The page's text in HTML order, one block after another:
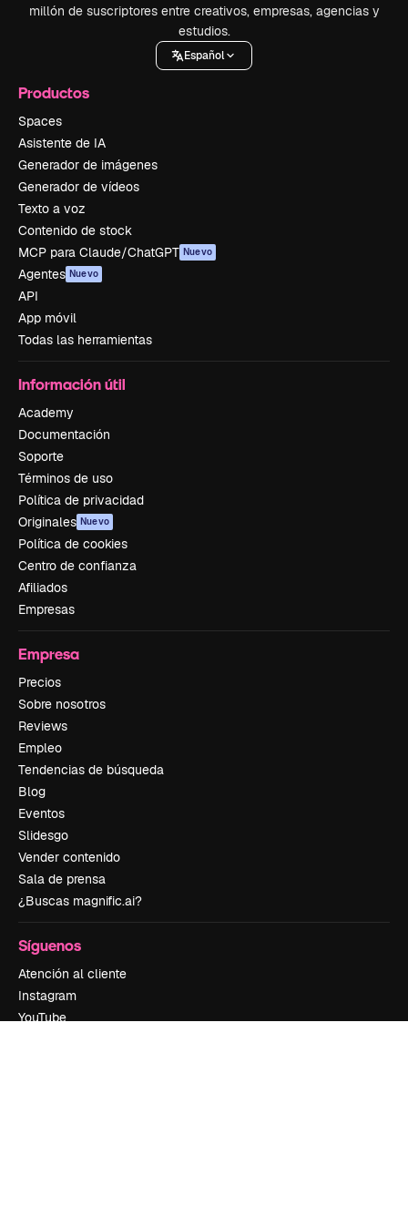
millón de suscriptores entre creativos, empresas, agencias y
estudios.
Español
Productos
Spaces
Asistente de IA
Generador de imágenes
Generador de vídeos
Texto a voz
Contenido de stock
MCP para Claude/ChatGPT Nuevo
Agentes Nuevo
API
App móvil
Todas las herramientas
Información útil
Academy
Documentación
Soporte
Términos de uso
Política de privacidad
Originales Nuevo
Política de cookies
Centro de confianza
Afiliados
Empresas
Empresa
Precios
Sobre nosotros
Reviews
Empleo
Tendencias de búsqueda
Blog
Eventos
Slidesgo
Vender contenido
Sala de prensa
¿Buscas magnific.ai?
Síguenos
Atención al cliente
Instagram
YouTube